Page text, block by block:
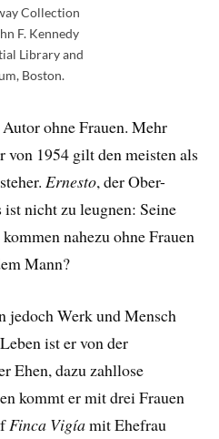
Collection
F. Kennedy
Library and
Boston.
ohne Frauen. Mehr
von 1954 gilt den meisten als
Ernesto, der Ober-
nicht zu leugnen: Seine
nahezu ohne Frauen
Mann?
jedoch Werk und Mensch
ist er von der
Ehen, dazu zahllose
kommt er mit drei Frauen
Finca Vigíamit Ehefrau